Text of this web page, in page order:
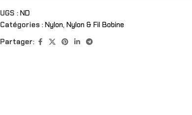
UGS : ND
Catégories : Nylon, Nylon & Fil Bobine
Partager: